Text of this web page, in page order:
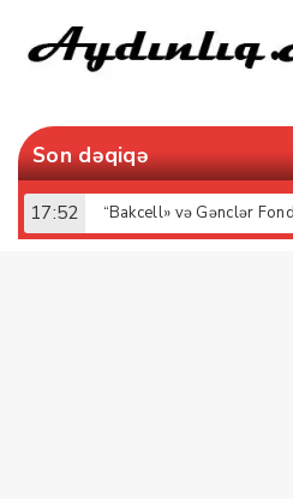
Son dəqiqə
17:52